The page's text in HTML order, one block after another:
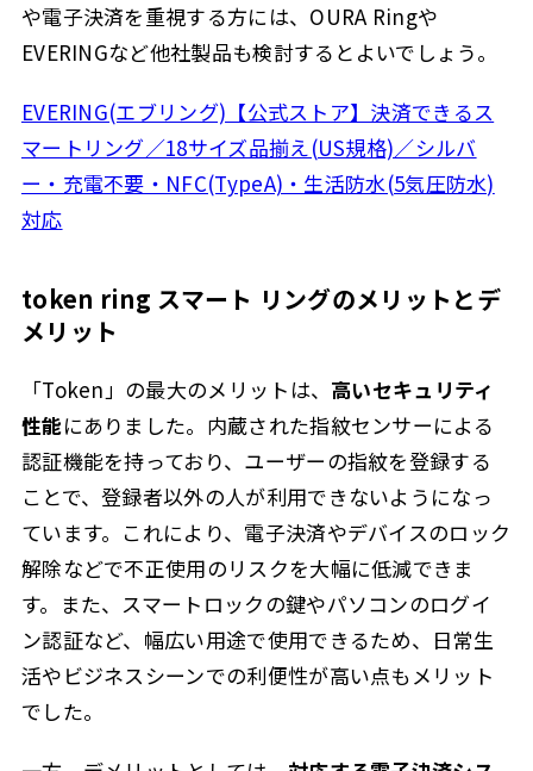
や電子決済を重視する方には、OURA Ringや
EVERINGなど他社製品も検討するとよいでしょう。
EVERING(エブリング)【公式ストア】決済できるス
マートリング／18サイズ品揃え(US規格)／シルバ
ー・充電不要・NFC(TypeA)・生活防水(5気圧防水)
対応
token ring スマート リングのメリットとデ
メリット
「Token」の最大のメリットは、 高いセキュリティ
性能にありました。内蔵された指紋センサーによる
認証機能を持っており、ユーザーの指紋を登録する
ことで、登録者以外の人が利用できないようになっ
ています。これにより、電子決済やデバイスのロック
解除などで不正使用のリスクを大幅に低減できま
す。また、スマートロックの鍵やパソコンのログイ
ン認証など、幅広い用途で使用できるため、日常生
活やビジネスシーンでの利便性が高い点もメリット
でした。